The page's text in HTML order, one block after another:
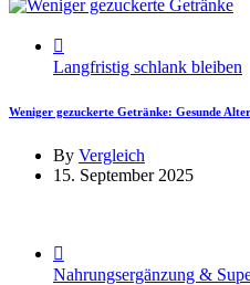
Langfristig schlank bleiben
Weniger gezuckerte Getränke: Gesunde
By Vergleich
15. September 2025
Nahrungsergänzung &